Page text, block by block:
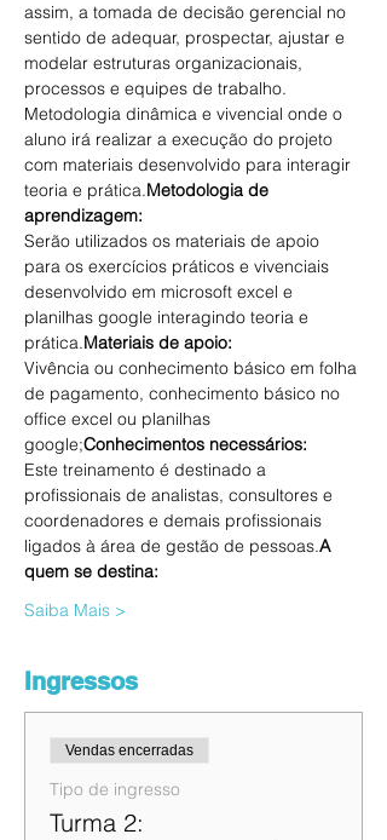
assim, a tomada de decisão gerencial no
sentido de adequar, prospectar, ajustar e
modelar estruturas organizacionais,
processos e equipes de trabalho.
Metodologia dinâmica e vivencial onde o
aluno irá realizar a execução do projeto
com materiais desenvolvido para interagir
teoria e prática.Metodologia de
aprendizagem:
Serão utilizados os materiais de apoio
para os exercícios práticos e vivenciais
desenvolvido em microsoft excel e
planilhas google interagindo teoria e
prática.Materiais de apoio:
Vivência ou conhecimento básico em folha
de pagamento, conhecimento básico no
office excel ou planilhas
google;Conhecimentos necessários:
Este treinamento é destinado a
profissionais de analistas, consultores e
coordenadores e demais profissionais
ligados à área de gestão de pessoas.A
quem se destina:
Saiba Mais >
Ingressos
Vendas encerradas
Tipo de ingresso
Turma 2: